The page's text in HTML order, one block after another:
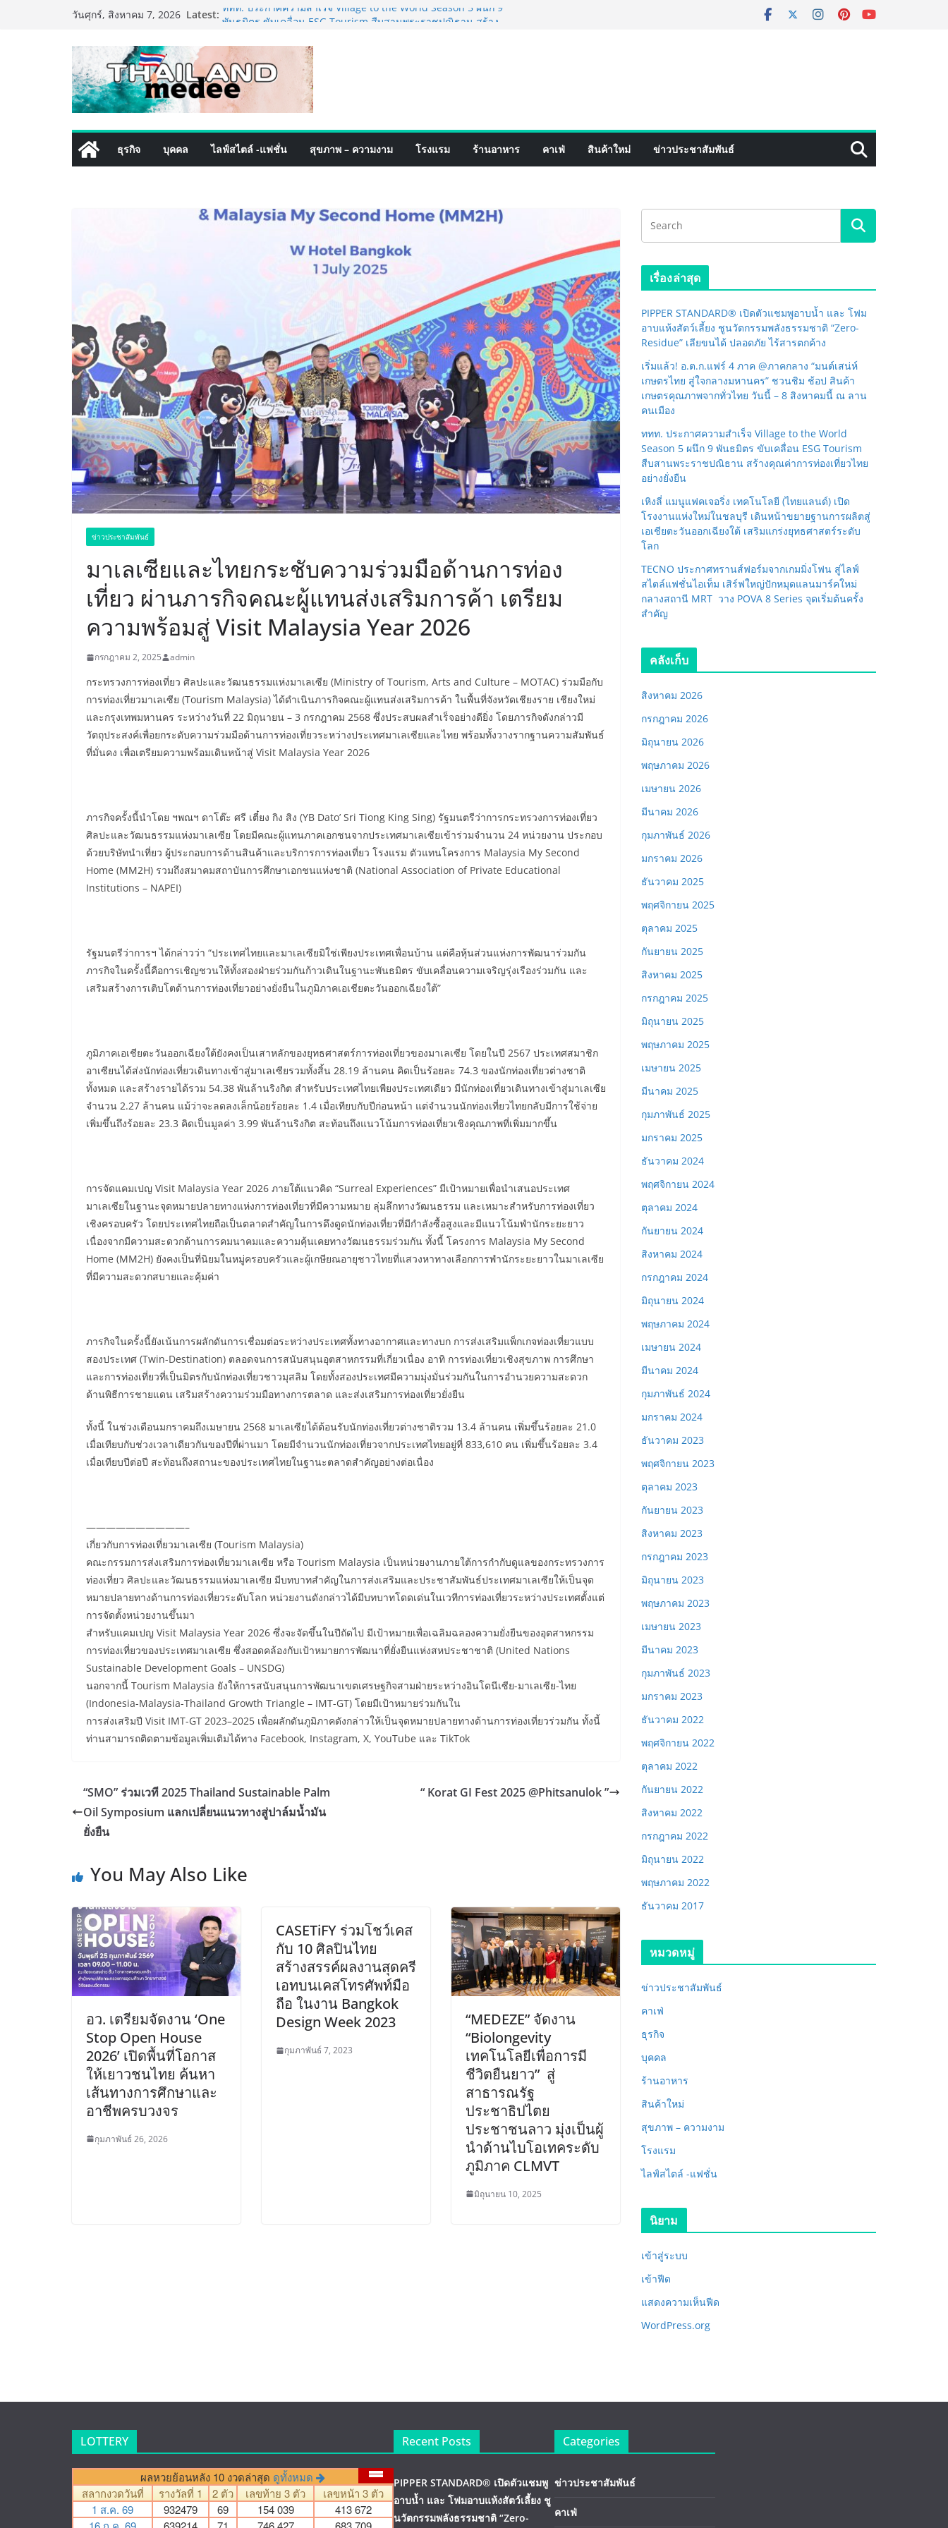
วันศุกร์, สิงหาคม 7, 2026 Latest: ททท. ประกาศความสำเร็จ Village to the World Season 5 ผนึก 9
เหิงลี่ แมนูแฟคเจอริ่ง เทคโนโลยี (ไทยแลนด์) เปิดโรงงานแห่งใหม่
ในชลบุรี เดินหน้าขยายฐานการผลิตสู่เอเชียตะวันออกเฉียงใต้
เสริมแกร่งยุทธศาสตร์ระดับโลก
TECNO ประกาศทรานส์ฟอร์มจากเกมมิ่งโฟน สู่ไลฟ์สไตล์แฟชั่นไอ
เท็ม เสิร์ฟใหญ่ปักหมุดแลนมาร์คใหม่กลางสถานี MRT วาง POVA
8 Series จุดเริ่มต้นครั้งสำคัญ
PIPPER STANDARD® เปิดตัวแชมพูอาบน้ำ และ โฟมอาบแห้งสัตว์
เลี้ยง ชูนวัตกรรมพลังธรรมชาติ “Zero-Residue” เลียขนได้
ปลอดภัย ไร้สารตกค้าง
ไทย วันนี้ – 8 สิงหาคมนี้ ณ ลานคนเมือง
ธุรกิจ บุคคล ไลฟ์สไตล์ -แฟชั่น สุขภาพ – ความงาม โรงแรม ร้านอาหาร คาเฟ่ สินค้าใหม่ ข่าวประชาสัมพันธ์
ข่าวประชาสัมพันธ์
มาเลเซียและไทยกระชับความร่วมมือด้านการท่อง
เที่ยว ผ่านภารกิจคณะผู้แทนส่งเสริมการค้า เตรียม
ความพร้อมสู่ Visit Malaysia Year 2026
กรกฎาคม 2, 2025 admin
กระทรวงการท่องเที่ยว ศิลปะและวัฒนธรรมแห่งมาเลเซีย (Ministry of Tourism, Arts and Culture – MOTAC) ร่วมมือกับ
การท่องเที่ยวมาเลเซีย (Tourism Malaysia) ได้ดำเนินภารกิจคณะผู้แทนส่งเสริมการค้า ในพื้นที่จังหวัดเชียงราย เชียงใหม่
และกรุงเทพมหานคร ระหว่างวันที่ 22 มิถุนายน – 3 กรกฎาคม 2568 ซึ่งประสบผลสำเร็จอย่างดียิ่ง โดยภารกิจดังกล่าวมี
วัตถุประสงค์เพื่อยกระดับความร่วมมือด้านการท่องเที่ยวระหว่างประเทศมาเลเซียและไทย พร้อมทั้งวางรากฐานความสัมพันธ์
ที่มั่นคง เพื่อเตรียมความพร้อมเดินหน้าสู่ Visit Malaysia Year 2026
ภารกิจครั้งนี้นำโดย ฯพณฯ ดาโต๊ะ ศรี เตี๋ยง กิง สิง (YB Dato’ Sri Tiong King Sing) รัฐมนตรีว่าการกระทรวงการท่องเที่ยว
ศิลปะและวัฒนธรรมแห่งมาเลเซีย โดยมีคณะผู้แทนภาคเอกชนจากประเทศมาเลเซียเข้าร่วมจำนวน 24 หน่วยงาน ประกอบ
ด้วยบริษัทนำเที่ยว ผู้ประกอบการด้านสินค้าและบริการการท่องเที่ยว โรงแรม ตัวแทนโครงการ Malaysia My Second
Home (MM2H) รวมถึงสมาคมสถาบันการศึกษาเอกชนแห่งชาติ (National Association of Private Educational
Institutions – NAPEI)
รัฐมนตรีว่าการฯ ได้กล่าวว่า “ประเทศไทยและมาเลเซียมิใช่เพียงประเทศเพื่อนบ้าน แต่คือหุ้นส่วนแห่งการพัฒนาร่วมกัน
ภารกิจในครั้งนี้คือการเชิญชวนให้ทั้งสองฝ่ายร่วมกันก้าวเดินในฐานะพันธมิตร ขับเคลื่อนความเจริญรุ่งเรืองร่วมกัน และ
เสริมสร้างการเติบโตด้านการท่องเที่ยวอย่างยั่งยืนในภูมิภาคเอเชียตะวันออกเฉียงใต้”
ภูมิภาคเอเชียตะวันออกเฉียงใต้ยังคงเป็นเสาหลักของยุทธศาสตร์การท่องเที่ยวของมาเลเซีย โดยในปี 2567 ประเทศสมาชิก
อาเซียนได้ส่งนักท่องเที่ยวเดินทางเข้าสู่มาเลเซียรวมทั้งสิ้น 28.19 ล้านคน คิดเป็นร้อยละ 74.3 ของนักท่องเที่ยวต่างชาติ
ทั้งหมด และสร้างรายได้รวม 54.38 พันล้านริงกิต สำหรับประเทศไทยเพียงประเทศเดียว มีนักท่องเที่ยวเดินทางเข้าสู่มาเลเซีย
จำนวน 2.27 ล้านคน แม้ว่าจะลดลงเล็กน้อยร้อยละ 1.4 เมื่อเทียบกับปีก่อนหน้า แต่จำนวนนักท่องเที่ยวไทยกลับมีการใช้จ่าย
เพิ่มขึ้นถึงร้อยละ 23.3 คิดเป็นมูลค่า 3.99 พันล้านริงกิต สะท้อนถึงแนวโน้มการท่องเที่ยวเชิงคุณภาพที่เพิ่มมากขึ้น
การจัดแคมเปญ Visit Malaysia Year 2026 ภายใต้แนวคิด “Surreal Experiences” มีเป้าหมายเพื่อนำเสนอประเทศ
มาเลเซียในฐานะจุดหมายปลายทางแห่งการท่องเที่ยวที่มีความหมาย ลุ่มลึกทางวัฒนธรรม และเหมาะสำหรับการท่องเที่ยว
เชิงครอบครัว โดยประเทศไทยถือเป็นตลาดสำคัญในการดึงดูดนักท่องเที่ยวที่มีกำลังซื้อสูงและมีแนวโน้มพำนักระยะยาว
เนื่องจากมีความสะดวกด้านการคมนาคมและความคุ้นเคยทางวัฒนธรรมร่วมกัน ทั้งนี้ โครงการ Malaysia My Second
Home (MM2H) ยังคงเป็นที่นิยมในหมู่ครอบครัวและผู้เกษียณอายุชาวไทยที่แสวงหาทางเลือกการพำนักระยะยาวในมาเลเซีย
ที่มีความสะดวกสบายและคุ้มค่า
ภารกิจในครั้งนี้ยังเน้นการผลักดันการเชื่อมต่อระหว่างประเทศทั้งทางอากาศและทางบก การส่งเสริมแพ็กเกจท่องเที่ยวแบบ
สองประเทศ (Twin-Destination) ตลอดจนการสนับสนุนอุตสาหกรรมที่เกี่ยวเนื่อง อาทิ การท่องเที่ยวเชิงสุขภาพ การศึกษา
และการท่องเที่ยวที่เป็นมิตรกับนักท่องเที่ยวชาวมุสลิม โดยทั้งสองประเทศมีความมุ่งมั่นร่วมกันในการอำนวยความสะดวก
ด้านพิธีการชายแดน เสริมสร้างความร่วมมือทางการตลาด และส่งเสริมการท่องเที่ยวยั่งยืน
ทั้งนี้ ในช่วงเดือนมกราคมถึงเมษายน 2568 มาเลเซียได้ต้อนรับนักท่องเที่ยวต่างชาติรวม 13.4 ล้านคน เพิ่มขึ้นร้อยละ 21.0
เมื่อเทียบกับช่วงเวลาเดียวกันของปีที่ผ่านมา โดยมีจำนวนนักท่องเที่ยวจากประเทศไทยอยู่ที่ 833,610 คน เพิ่มขึ้นร้อยละ 3.4
เมื่อเทียบปีต่อปี สะท้อนถึงสถานะของประเทศไทยในฐานะตลาดสำคัญอย่างต่อเนื่อง
——————————–
เกี่ยวกับการท่องเที่ยวมาเลเซีย (Tourism Malaysia)
คณะกรรมการส่งเสริมการท่องเที่ยวมาเลเซีย หรือ Tourism Malaysia เป็นหน่วยงานภายใต้การกำกับดูแลของกระทรวงการ
ท่องเที่ยว ศิลปะและวัฒนธรรมแห่งมาเลเซีย มีบทบาทสำคัญในการส่งเสริมและประชาสัมพันธ์ประเทศมาเลเซียให้เป็นจุด
หมายปลายทางด้านการท่องเที่ยวระดับโลก หน่วยงานดังกล่าวได้มีบทบาทโดดเด่นในเวทีการท่องเที่ยวระหว่างประเทศตั้งแต่
การจัดตั้งหน่วยงานขึ้นมา
สำหรับแคมเปญ Visit Malaysia Year 2026 ซึ่งจะจัดขึ้นในปีถัดไป มีเป้าหมายเพื่อเฉลิมฉลองความยั่งยืนของอุตสาหกรรม
การท่องเที่ยวของประเทศมาเลเซีย ซึ่งสอดคล้องกับเป้าหมายการพัฒนาที่ยั่งยืนแห่งสหประชาชาติ (United Nations
Sustainable Development Goals – UNSDG)
นอกจากนี้ Tourism Malaysia ยังให้การสนับสนุนการพัฒนาเขตเศรษฐกิจสามฝ่ายระหว่างอินโดนีเซีย-มาเลเซีย-ไทย
(Indonesia-Malaysia-Thailand Growth Triangle – IMT-GT) โดยมีเป้าหมายร่วมกันใน
การส่งเสริมปี Visit IMT-GT 2023–2025 เพื่อผลักดันภูมิภาคดังกล่าวให้เป็นจุดหมายปลายทางด้านการท่องเที่ยวร่วมกัน ทั้งนี้
ท่านสามารถติดตามข้อมูลเพิ่มเติมได้ทาง Facebook, Instagram, X, YouTube และ TikTok
“SMO” ร่วมเวที 2025 Thailand Sustainable Palm
Oil Symposium แลกเปลี่ยนแนวทางสู่ปาล์มน้ำมัน
ยั่งยืน
“ Korat GI Fest 2025 @Phitsanulok ”
You May Also Like
อว. เตรียมจัดงาน ‘One
Stop Open House
2026’ เปิดพื้นที่โอกาส
ให้เยาวชนไทย ค้นหา
เส้นทางการศึกษาและ
อาชีพครบวงจร
กุมภาพันธ์ 26, 2026
CASETiFY ร่วมโชว์เคส
กับ 10 ศิลปินไทย
สร้างสรรค์ผลงานสุดครี
เอทบนเคสโทรศัพท์มือ
ถือ ในงาน Bangkok
Design Week 2023
กุมภาพันธ์ 7, 2023
“MEDEZE” จัดงาน
“Biolongevity
เทคโนโลยีเพื่อการมี
ชีวิตยืนยาว” สู่
สาธารณรัฐ
ประชาธิปไตย
ประชาชนลาว มุ่งเป็นผู้
นำด้านไบโอเทคระดับ
ภูมิภาค CLMVT
มิถุนายน 10, 2025
เรื่องล่าสุด
PIPPER STANDARD® เปิดตัวแชมพูอาบน้ำ และ โฟม
อาบแห้งสัตว์เลี้ยง ชูนวัตกรรมพลังธรรมชาติ “Zero-
Residue” เลียขนได้ ปลอดภัย ไร้สารตกค้าง
เริ่มแล้ว! อ.ต.ก.แฟร์ 4 ภาค @ภาคกลาง “มนต์เสน่ห์
เกษตรไทย สู่ใจกลางมหานคร” ชวนชิม ช้อป สินค้า
เกษตรคุณภาพจากทั่วไทย วันนี้ – 8 สิงหาคมนี้ ณ ลาน
คนเมือง
ททท. ประกาศความสำเร็จ Village to the World
Season 5 ผนึก 9 พันธมิตร ขับเคลื่อน ESG Tourism
สืบสานพระราชปณิธาน สร้างคุณค่าการท่องเที่ยวไทย
อย่างยั่งยืน
เหิงลี่ แมนูแฟคเจอริ่ง เทคโนโลยี (ไทยแลนด์) เปิด
โรงงานแห่งใหม่ในชลบุรี เดินหน้าขยายฐานการผลิตสู่
เอเชียตะวันออกเฉียงใต้ เสริมแกร่งยุทธศาสตร์ระดับ
โลก
TECNO ประกาศทรานส์ฟอร์มจากเกมมิ่งโฟน สู่ไลฟ์
สไตล์แฟชั่นไอเท็ม เสิร์ฟใหญ่ปักหมุดแลนมาร์คใหม่
กลางสถานี MRT วาง POVA 8 Series จุดเริ่มต้นครั้ง
สำคัญ
คลังเก็บ
สิงหาคม 2026
กรกฎาคม 2026
มิถุนายน 2026
พฤษภาคม 2026
เมษายน 2026
มีนาคม 2026
กุมภาพันธ์ 2026
มกราคม 2026
ธันวาคม 2025
พฤศจิกายน 2025
ตุลาคม 2025
กันยายน 2025
สิงหาคม 2025
กรกฎาคม 2025
มิถุนายน 2025
พฤษภาคม 2025
เมษายน 2025
มีนาคม 2025
กุมภาพันธ์ 2025
มกราคม 2025
ธันวาคม 2024
พฤศจิกายน 2024
ตุลาคม 2024
กันยายน 2024
สิงหาคม 2024
กรกฎาคม 2024
มิถุนายน 2024
พฤษภาคม 2024
เมษายน 2024
มีนาคม 2024
กุมภาพันธ์ 2024
มกราคม 2024
ธันวาคม 2023
พฤศจิกายน 2023
ตุลาคม 2023
กันยายน 2023
สิงหาคม 2023
กรกฎาคม 2023
มิถุนายน 2023
พฤษภาคม 2023
เมษายน 2023
มีนาคม 2023
กุมภาพันธ์ 2023
มกราคม 2023
ธันวาคม 2022
พฤศจิกายน 2022
ตุลาคม 2022
กันยายน 2022
สิงหาคม 2022
กรกฎาคม 2022
มิถุนายน 2022
พฤษภาคม 2022
ธันวาคม 2017
หมวดหมู่
ข่าวประชาสัมพันธ์
คาเฟ่
ธุรกิจ
บุคคล
ร้านอาหาร
สินค้าใหม่
สุขภาพ – ความงาม
โรงแรม
ไลฟ์สไตล์ -แฟชั่น
นิยาม
เข้าสู่ระบบ
เข้าฟีด
แสดงความเห็นฟีด
WordPress.org
LOTTERY Recent Posts
PIPPER STANDARD® เปิดตัวแชมพู
อาบน้ำ และ โฟมอาบแห้งสัตว์เลี้ยง ชู
นวัตกรรมพลังธรรมชาติ “Zero-
Categories
ข่าวประชาสัมพันธ์
คาเฟ่